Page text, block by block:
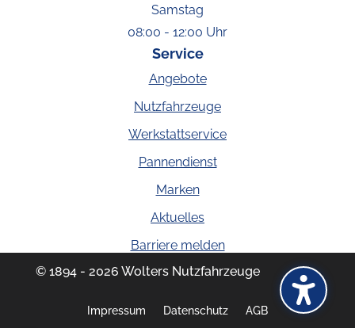
Samstag
08:00 - 12:00 Uhr
Service
Angebote
Nutzfahrzeuge
Werkstattservice
Pannendienst
Marken
Aktuelles
Barriere melden
© 1894 - 2026 Wolters Nutzfahrzeuge
Impressum Datenschutz
AGB